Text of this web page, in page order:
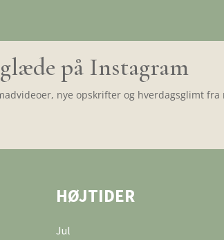
på Instagram
nye opskrifter og hverdagsglimt fra
HØJTIDER
Jul